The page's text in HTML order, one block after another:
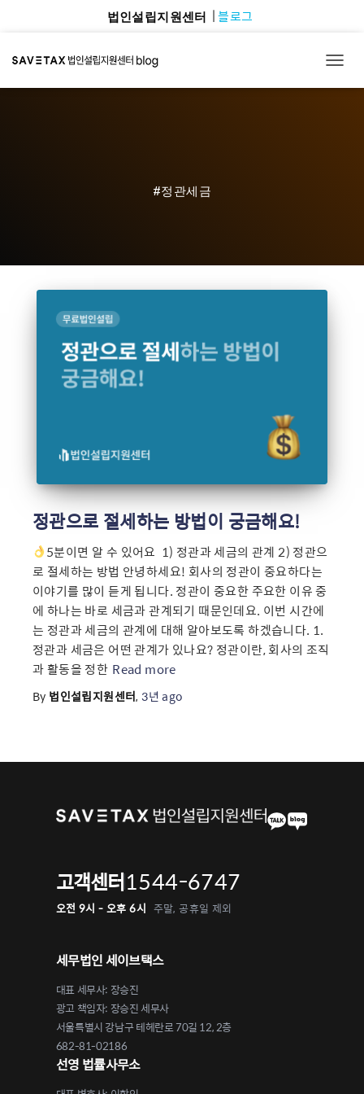
법인설립지원센터 블로그
#정관세금
정관으로 절세하는 방법이 궁금해요!
5분이면 알 수 있어요 ​ 1) 정관과 세금의 관계 2) 정관으
로 절세하는 방법 안녕하세요! 회사의 정관이 중요하다는
이야기를 많이 듣게 됩니다. 정관이 중요한 주요한 이유 중
에 하나는 바로 세금과 관계되기 때문인데요. 이번 시간에
는 정관과 세금의 관계에 대해 알아보도록 하겠습니다. 1.
정관과 세금은 어떤 관계가 있나요? 정관이란, 회사의 조직
과 활동을 정한 Read more
By 법인설립지원센터,3년 ago
고객센터1544-6747
오전 9시 - 오후 6시 주말, 공휴일 제외
세무법인 세이브택스
대표 세무사: 장승진
광고 책임자: 장승진 세무사
서울특별시 강남구 테헤란로 70길 12, 2층
682-81-02186
선영 법률사무소